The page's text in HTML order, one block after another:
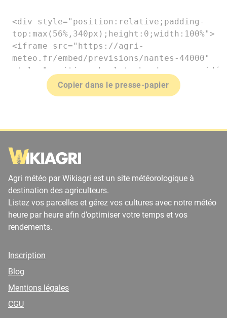
Copier dans le presse-papier
Agri météo par Wikiagri est un site météorologique à
destination des agriculteurs.
Listez vos parcelles et gérez vos cultures avec notre météo
heure par heure afin d’optimiser votre temps et vos
rendements.
Inscription
Blog
Mentions légales
CGU